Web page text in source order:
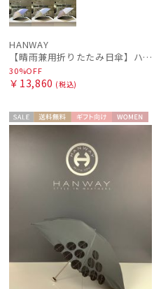
HANWAY
【晴雨兼用折りたたみ日傘】ハンウェイ (HANWAY) Rose Bowl（ローズ・ボウル） 雨の日OK 軽量 一級遮光 遮熱 UV 晴雨兼用暑さ対策、紫外線対策、親骨：～50cm
30%OFF
￥13,860 (税込)
セー 送料無 ギフト
向け
WOME